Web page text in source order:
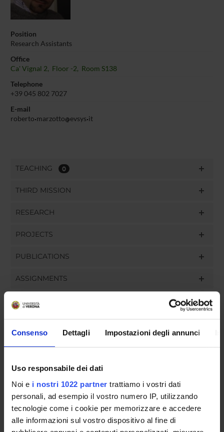
Consenso Dettagli Impostazioni degli annunci
Uso responsabile dei dati
Noi e i nostri 1022 partner trattiamo i vostri dati
personali, ad esempio il vostro numero IP, utilizzando
tecnologie come i cookie per memorizzare e accedere
alle informazioni sul vostro dispositivo al fine di
Position
Research Assistants
Office
Ca' Vignal 2, Floor -2, Room S138
Telephone
+39 045 802 7027
E-mail
roberto marzotto evsys it
TEACHING 0
THIRD MISSION
RESEARCH
PROJECTS
PUBLICATIONS
ASSIGNMENTS
ORGANIZATION
DEPARTMENT ADMINISTRATION OFFICES
STUDENT ADMINISTRATION OFFICES